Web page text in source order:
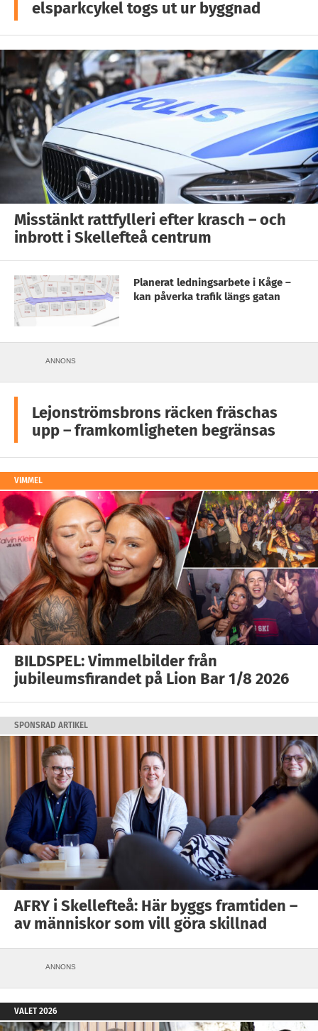
elsparkcykel togs ut ur byggnad
Misstänkt rattfylleri efter krasch – och
inbrott i Skellefteå centrum
Planerat ledningsarbete i Kåge –
kan påverka trafik längs gatan
ANNONS
Lejonströmsbrons räcken fräschas
upp – framkomligheten begränsas
VIMMEL
BILDSPEL: Vimmelbilder från
jubileumsfirandet på Lion Bar 1/8 2026
SPONSRAD ARTIKEL
AFRY i Skellefteå: Här byggs framtiden –
av människor som vill göra skillnad
ANNONS
VALET 2026